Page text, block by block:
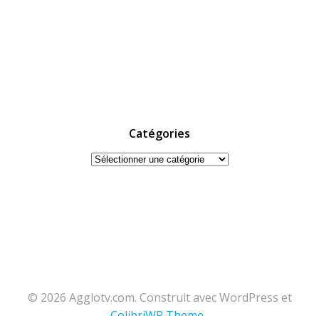
Catégories
Catégories
© 2026 Agglotv.com. Construit avec WordPress et